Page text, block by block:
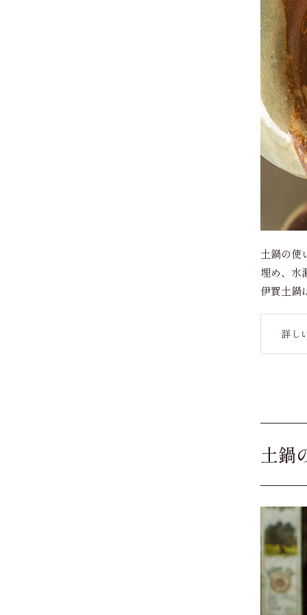
土鍋の使
埋め、水
伊賀土鍋
詳し
土鍋